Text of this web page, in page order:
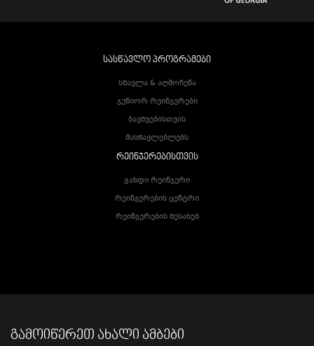
ᲡᲐᲡᲬᲐᲕᲚᲝ ᲞᲠᲝᲒᲠᲐᲛᲔᲑᲘ
Სწავლა & Აღმოჩენა
Ჯუნიორ Რეინჯერები
Ბავშვებისთვის
Მასწავლებლებს
ᲠᲔᲘᲜᲯᲔᲠᲔᲑᲘᲡᲗᲕᲘᲡ
Გახდი Რეინჯერი
Რეინჯერების Ცენტრი
Რეინჯერების Შესახებ
ᲒᲐᲛᲝᲘᲬᲔᲠᲔᲗ ᲐᲮᲐᲚᲘ ᲐᲛᲑᲔᲑᲘ